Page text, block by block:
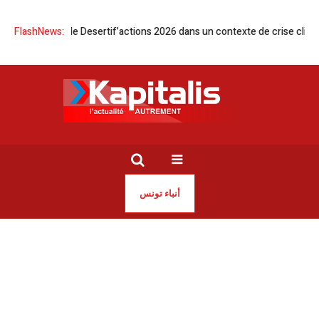
FlashNews:
accueille Desertif’actions 2026 dans un contexte de crise
أنباء تونس